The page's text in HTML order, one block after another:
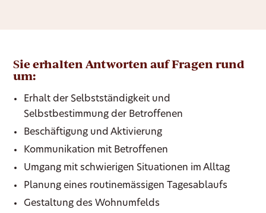
Sie erhalten Antworten auf Fragen rund
um:
Erhalt der Selbstständigkeit und
Selbstbestimmung der Betroffenen
Beschäftigung und Aktivierung
Kommunikation mit Betroffenen
Umgang mit schwierigen Situationen im Alltag
Planung eines routinemässigen Tagesablaufs
Gestaltung des Wohnumfelds